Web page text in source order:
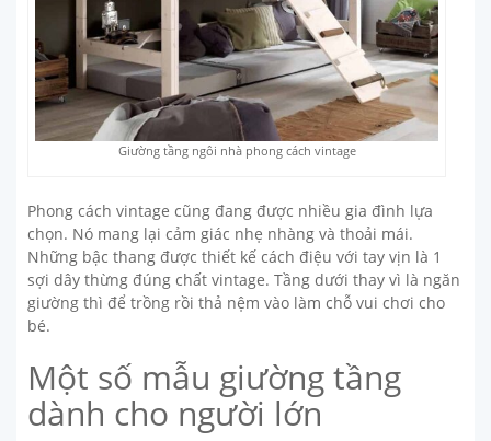
Giường tầng ngôi nhà phong cách vintage
Phong cách vintage cũng đang được nhiều gia đình lựa
chọn. Nó mang lại cảm giác nhẹ nhàng và thoải mái.
Những bậc thang được thiết kế cách điệu với tay vịn là 1
sợi dây thừng đúng chất vintage. Tầng dưới thay vì là ngăn
giường thì để trồng rồi thả nệm vào làm chỗ vui chơi cho
bé.
Một số mẫu giường tầng
dành cho người lớn